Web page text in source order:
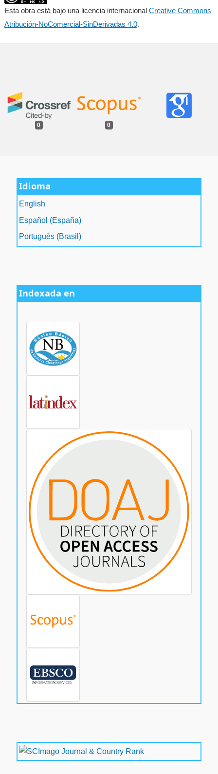
Esta obra está bajo una licencia internacional Creative Commons
Atribución-NoComercial-SinDerivadas 4.0.
0 0
Idioma
English
Español (España)
Português (Brasil)
Indexada en